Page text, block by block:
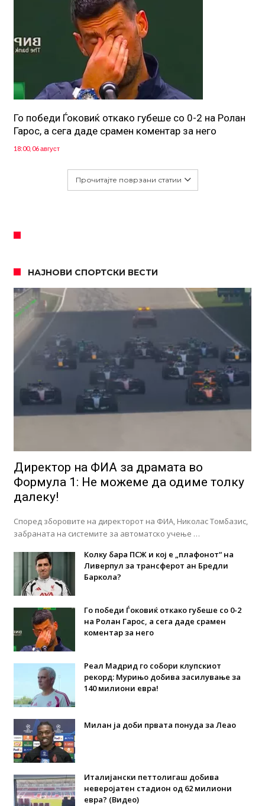
Го победи Ѓоковиќ откако губеше со 0-2 на Ролан
Гарос, а сега даде срамен коментар за него
18:00, 06 август
Прочитајте поврзани статии
НАЈНОВИ СПОРТСКИ ВЕСТИ
Директор на ФИА за драмата во
Формула 1: Не можеме да одиме толку
далеку!
Според зборовите на директорот на ФИА, Николас Томбазис,
забраната на системите за автоматско учење …
Колку бара ПСЖ и кој е „плафонот“ на
Ливерпул за трансферот ан Бредли
Баркола?
Го победи Ѓоковиќ откако губеше со 0-2
на Ролан Гарос, а сега даде срамен
коментар за него
Реал Мадрид го собори клупскиот
рекорд: Мурињо добива засилување за
140 милиони евра!
Милан ја доби првата понуда за Леао
Италијански петтолигаш добива
неверојатен стадион од 62 милиони
евра? (Видео)